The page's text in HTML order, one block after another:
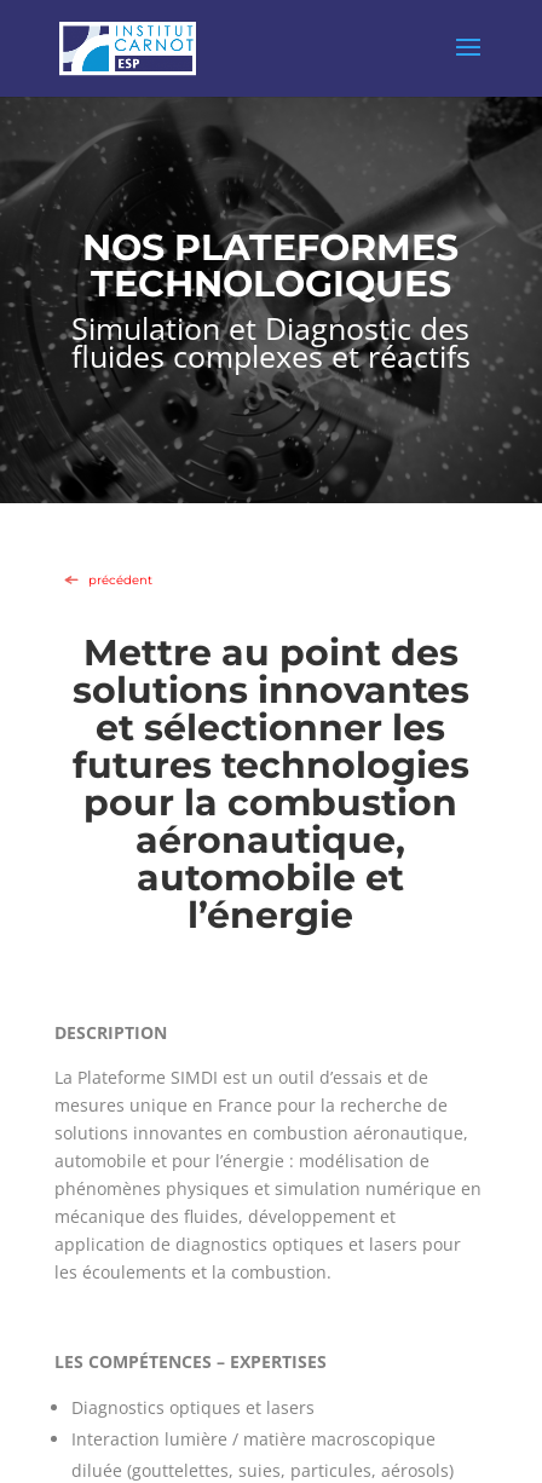
NOS PLATEFORMES
TECHNOLOGIQUES
Simulation et Diagnostic des
fluides complexes et réactifs
précédent
Mettre au point des
solutions innovantes
et sélectionner les
futures technologies
pour la combustion
aéronautique,
automobile et
l’énergie
DESCRIPTION
La Plateforme SIMDI est un outil d’essais et de
mesures unique en France pour la recherche de
solutions innovantes en combustion aéronautique,
automobile et pour l’énergie : modélisation de
phénomènes physiques et simulation numérique en
mécanique des fluides, développement et
application de diagnostics optiques et lasers pour
les écoulements et la combustion.
LES COMPÉTENCES – EXPERTISES
Diagnostics optiques et lasers
Interaction lumière / matière macroscopique
diluée (gouttelettes, suies, particules, aérosols)